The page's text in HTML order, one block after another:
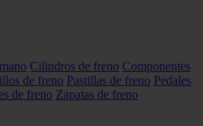
Cilindros de freno Componentes
de freno Pastillas de freno Pedales
de freno Zapatas de freno